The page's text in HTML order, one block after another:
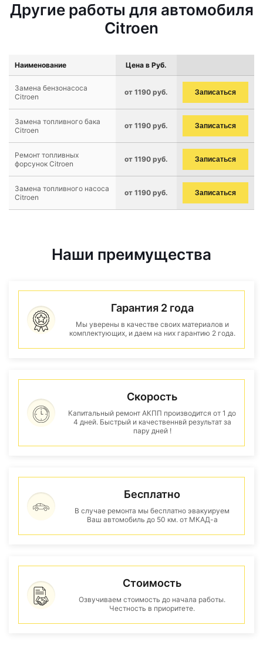
Другие работы для автомобиля
Citroen
Наименование Цена в Руб.
Замена бензонасоса
Citroen
от 1190 руб. Записаться
Замена топливного бака
Citroen
от 1190 руб. Записаться
Ремонт топливных
форсунок Citroen
от 1190 руб. Записаться
Замена топливного насоса
Citroen
от 1190 руб. Записаться
Наши преимущества
Гарантия 2 года
Мы уверены в качестве своих материалов и
комплектующих, и даем на них гарантию 2 года.
Скорость
Капитальный ремонт АКПП производится от 1 до
4 дней. Быстрый и качественнвй результат за
пару дней !
Бесплатно
В случае ремонта мы бесплатно эвакуируем
Ваш автомобиль до 50 км. от МКАД-а
Стоимость
Озвучиваем стоимость до начала работы.
Честность в приоритете.